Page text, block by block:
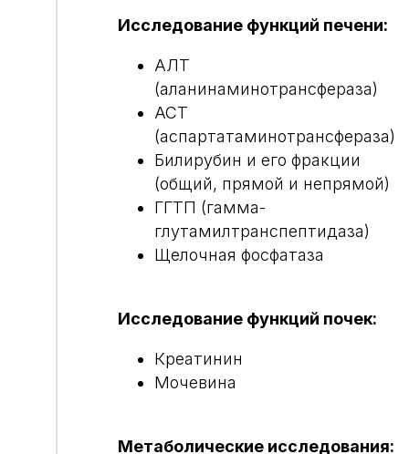
Исследование функций печени:
АЛТ
(аланинаминотрансфераза)
АСТ
(аспартатаминотрансфераза)
Билирубин и его фракции
(общий, прямой и непрямой)
ГГТП (гамма-
глутамилтранспептидаза)
Щелочная фосфатаза
Исследование функций почек:
Креатинин
Мочевина
Метаболические исследования: